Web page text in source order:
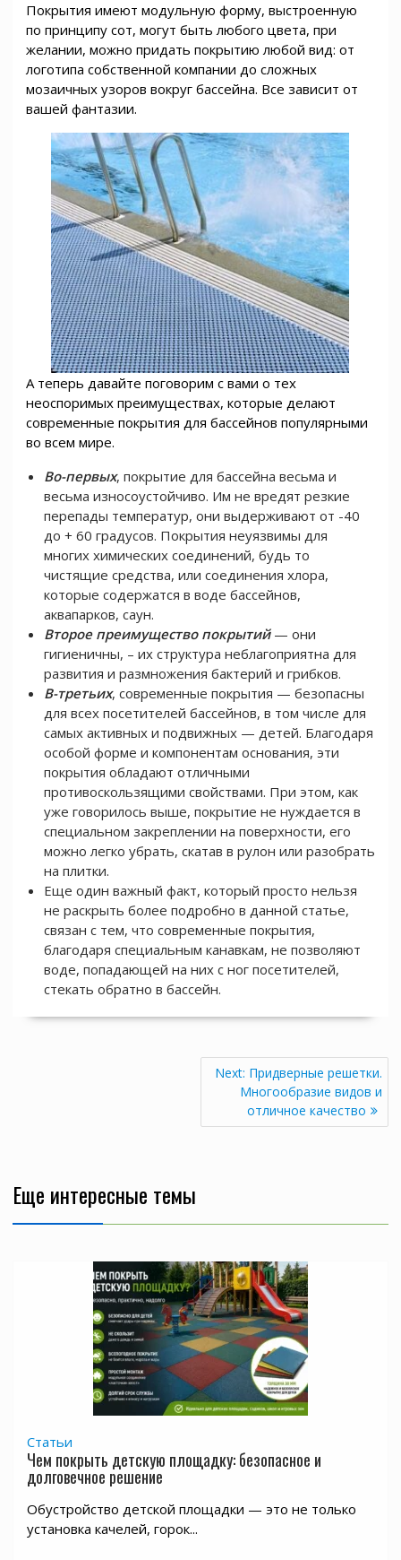
Покрытия имеют модульную форму, выстроенную
по принципу сот, могут быть любого цвета, при
желании, можно придать покрытию любой вид: от
логотипа собственной компании до сложных
мозаичных узоров вокруг бассейна. Все зависит от
вашей фантазии.
А теперь давайте поговорим с вами о тех
неоспоримых преимуществах, которые делают
современные покрытия для бассейнов популярными
во всем мире.
Во-первых, покрытие для бассейна весьма и
весьма износоустойчиво. Им не вредят резкие
перепады температур, они выдерживают от -40
до + 60 градусов. Покрытия неуязвимы для
многих химических соединений, будь то
чистящие средства, или соединения хлора,
которые содержатся в воде бассейнов,
аквапарков, саун.
Второе преимущество покрытий— они
гигиеничны, – их структура неблагоприятна для
развития и размножения бактерий и грибков.
В-третьих, современные покрытия — безопасны
для всех посетителей бассейнов, в том числе для
самых активных и подвижных — детей. Благодаря
особой форме и компонентам основания, эти
покрытия обладают отличными
противоскользящими свойствами. При этом, как
уже говорилось выше, покрытие не нуждается в
специальном закреплении на поверхности, его
можно легко убрать, скатав в рулон или разобрать
на плитки.
Еще один важный факт, который просто нельзя
не раскрыть более подробно в данной статье,
связан с тем, что современные покрытия,
благодаря специальным канавкам, не позволяют
воде, попадающей на них с ног посетителей,
стекать обратно в бассейн.
Next: Next
post:
Придверные решетки.
Многообразие видов и
отличное качество
Еще интересные темы
Статьи
Чем покрыть детскую площадку: безопасное и
долговечное решение
Обустройство детской площадки — это не только
установка качелей, горок...